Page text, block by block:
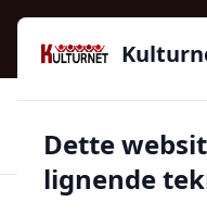
Kulturnet - Alt Det Gode
2016
97 kategorier 👍Kun
Dette
lignende